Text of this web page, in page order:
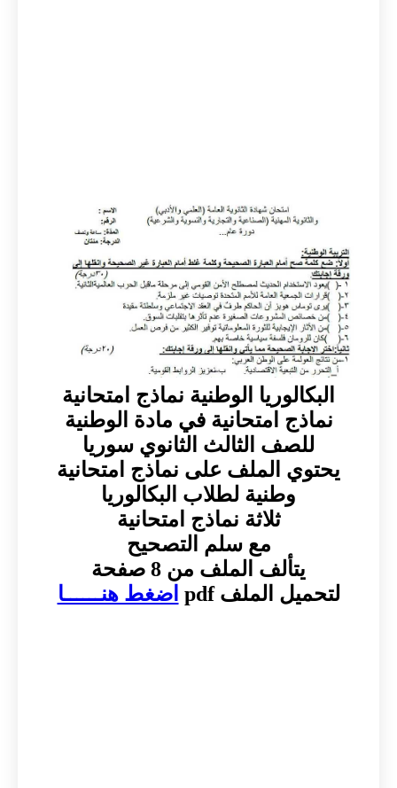
البكالوريا الوطنية نماذج امتحانية
نماذج امتحانية في مادة الوطنية
للصف الثالث الثانوي سوريا
يحتوي الملف على نماذج امتحانية
وطنية لطلاب البكالوريا
ثلاثة نماذج امتحانية
مع سلم التصحيح
يتألف الملف من 8 صفحة
لتحميل الملف pdf
اضغط هنــــــا